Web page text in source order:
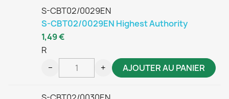
S-CBT02/0029EN
S-CBT02/0029EN Highest Authority
R
1,49 €
− + AJOUTER AU PANIER